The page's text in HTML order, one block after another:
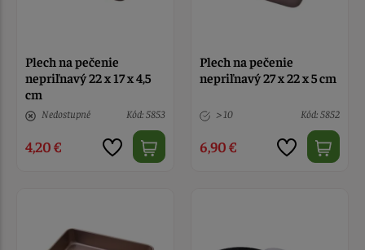
Plech na pečenie
nepriľnavý 22 x 17 x 4,5
cm
Nedostupné Kód: 5853
4,20 €
Plech na pečenie
nepriľnavý 27 x 22 x 5 cm
> 10 Kód: 5852
6,90 €